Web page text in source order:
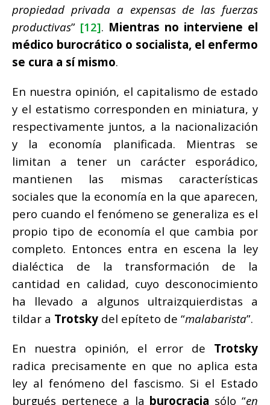
propiedad privada a expensas de las fuerzas
productivas” [12]. Mientras no interviene el
médico burocrático o socialista, el enfermo
se cura a sí mismo.
En nuestra opinión, el capitalismo de estado
y el estatismo corresponden en miniatura, y
respectivamente juntos, a la nacionalización
y la economía planificada. Mientras se
limitan a tener un carácter esporádico,
mantienen las mismas características
sociales que la economía en la que aparecen,
pero cuando el fenómeno se generaliza es el
propio tipo de economía el que cambia por
completo. Entonces entra en escena la ley
dialéctica de la transformación de la
cantidad en calidad, cuyo desconocimiento
ha llevado a algunos ultraizquierdistas a
tildar a Trotsky del epíteto de “malabarista”.
En nuestra opinión, el error de Trotsky
radica precisamente en que no aplica esta
ley al fenómeno del fascismo. Si el Estado
burgués pertenece a la burocracia sólo “en